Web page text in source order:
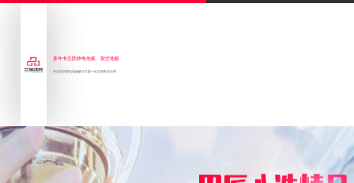
多年专注防静电地板、架空地板
专业的防静电地板解决方案一站式服务供应商